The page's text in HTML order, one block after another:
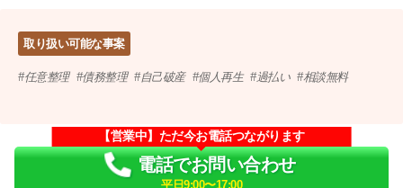
取り扱い可能な事案
任意整理 債務整理 自己破産 個人再生 過払い 相談無料
【営業中】ただ今お電話つながります
電話でお問い合わせ
平日9:00〜17:00